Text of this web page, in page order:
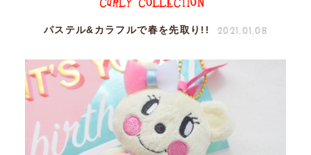
パステル&カラフルで春を先取り!! 2021.01.08